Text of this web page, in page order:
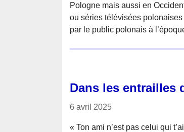
Pologne mais aussi en
ou séries télévisées
par le public polonais à
Dans les entrailles
6 avril 2025
« Ton ami n’est pas celui qui